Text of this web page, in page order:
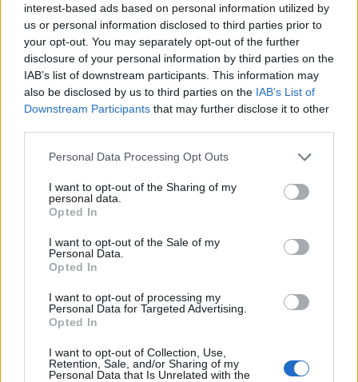
interest-based ads based on personal information utilized by
us or personal information disclosed to third parties prior to
your opt-out. You may separately opt-out of the further
disclosure of your personal information by third parties on the
IAB’s list of downstream participants. This information may
also be disclosed by us to third parties on the IAB’s List of
Downstream Participants that may further disclose it to other
Please note that this website/app uses one or more Google
not limited to your visit or usage behaviour. You may click to
grant or deny consent to Google and its third-party tags to
use your data for below specified purposes in below Google
consent section.
Personal Data Processing Opt Outs
I want to opt-out of the Sharing of my
personal data.
Opted In
I want to opt-out of the Sale of my
Personal Data.
Opted In
I want to opt-out of processing my
Personal Data for Targeted Advertising.
Opted In
I want to opt-out of Collection, Use,
Retention, Sale, and/or Sharing of my
Personal Data that Is Unrelated with the
Μέση Ανατολή: Φόβοι για
εκτόξευση τιμών σε καύσιμα,
ρεύμα, τρόφιμα – Τα μέτρα που
είναι στο τραπέζι
03/03/2026 - 09:19
Πληθωρισμός: Πώς θα κινηθούν
οι τιμές στα τρόφιμα το επόμενο
διάστημα
και η ελληνική πραγματικότητα